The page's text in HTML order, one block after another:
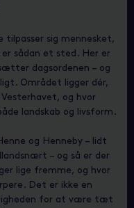
tilpasser sig mennesket,
sådan et sted. Her er
dagsordenen – og
Området ligger dér,
og hvor
landskab og livsform.
og Henneby – lidt
– og så er der
lige fremme, og hvor
Det er ikke en
for at være tæt